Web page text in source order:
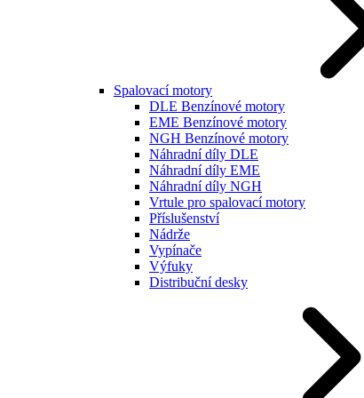
Spalovací motory
DLE Benzínové motory
EME Benzínové motory
NGH Benzínové motory
Náhradní díly DLE
Náhradní díly EME
Náhradní díly NGH
Vrtule pro spalovací motory
Příslušenství
Nádrže
Vypínače
Výfuky
Distribuční desky